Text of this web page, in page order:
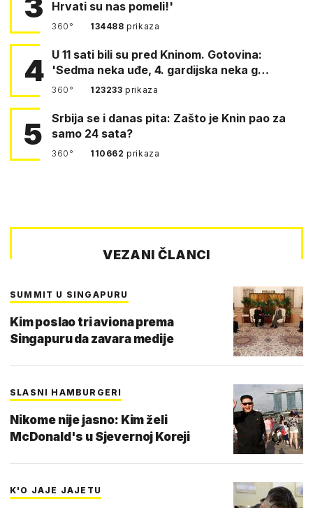
Hrvati su nas pomeli!'
360° 134488prikaza
4 U 11 sati bili su pred Kninom. Gotovina:
'Sedma neka uđe, 4. gardijska neka g…
360° 123233prikaza
5
Srbija se i danas pita: Zašto je Knin pao za
samo 24 sata?
360° 110662prikaza
VEZANI ČLANCI
SUMMIT U SINGAPURU
Kim poslao tri aviona prema
Singapuru da zavara medije
SLASNI HAMBURGERI
Nikome nije jasno: Kim želi
McDonald's u Sjevernoj Koreji
K'O JAJE JAJETU